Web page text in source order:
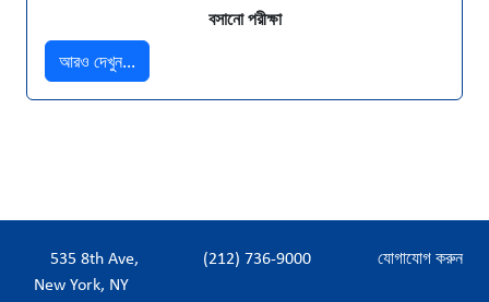
বসানো পরীক্ষা
আরও দেখুন...
535 8th Ave,
New York, NY
(212) 736-9000 যোগাযোগ করুন